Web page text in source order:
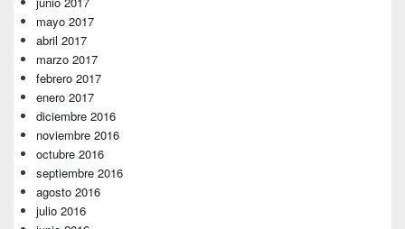
mayo 2017
abril 2017
marzo 2017
febrero 2017
enero 2017
diciembre 2016
noviembre 2016
octubre 2016
septiembre 2016
agosto 2016
julio 2016